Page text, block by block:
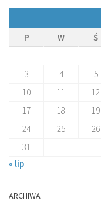
P
W Ś
3
4 5
10
11 12
17
18 19
24
25 26
31
« lip
ARCHIWA